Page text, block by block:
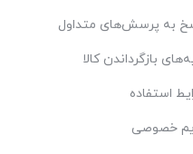
به پرسش‌های متداول
بازگرداندن کالا
استفاده
خصوصی